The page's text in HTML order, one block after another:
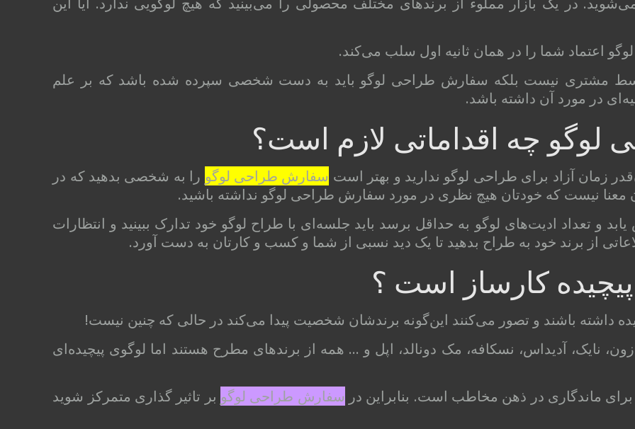
اعتماد شما را در همان ثانیه اول سلب می‌کند.
مشتری نیست بلکه سفارش طراحی لوگو باید به دست شخصی سپرده شده باشد که بر علم
در مورد آن داشته باشد.
چه اقداماتی لازم است؟
زمان آزاد برای طراحی لوگو ندارید و بهتر است سفارش طراحی لوگو را به شخصی بدهید که در
معنا نیست که خودتان هیچ نظری در مورد سفارش طراحی لوگو نداشته باشید.
و تعداد ادیت‌های لوگو به حداقل برسد باید جلسه‌ای با طراح لوگو خود تدارک ببینید و انتظارات
از برند خود به طراح بدهید تا یک دید نسبی از شما و کسب و کارتان به دست آورد.
کارساز است ؟
داشته باشند و تصور می‌کنند این‌گونه برندشان شخصیت پیدا می‌کند در حالی که چنین نیست!
نایک، آدیداس، نسکافه، مک دونالد، اپل و … همه از برندهای مطرح هستند اما لوگوی پیچیده‌ای
برای ماندگاری در ذهن مخاطب است. بنابراین در سفارش طراحی لوگو بر تاثیر گذاری متمرکز شوید